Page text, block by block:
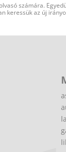
számára.
keressük az új